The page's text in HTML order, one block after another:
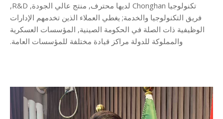
تكنولوجيا Chonghan لديها محترف, منتج عالي الجودة,
R&D
,
فريق التكنولوجيا والخدمة; يغطي العملاء الذين تخدمهم الإدارات
الوظيفية ذات الصلة في الحكومة الصينية, المؤسسات العسكرية
والمملوكة للدولة مراكز قيادة مختلفة للمؤسسات العامة.